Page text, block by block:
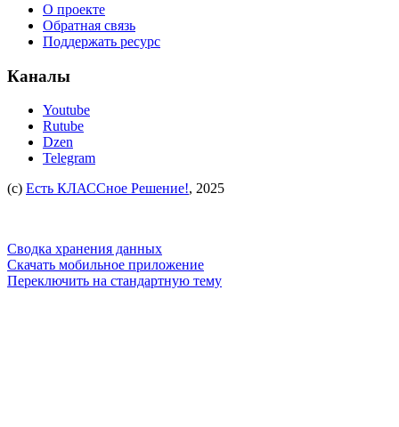
О проекте
Обратная связь
Поддержать ресурс
Каналы
Youtube
Rutube
Dzen
Telegram
(c) Есть КЛАССное Решение!, 2025
Сводка хранения данных
Скачать мобильное приложение
Переключить на стандартную тему